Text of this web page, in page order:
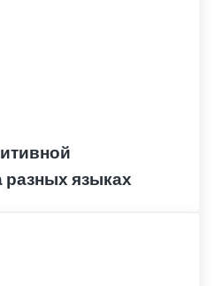
разных языках